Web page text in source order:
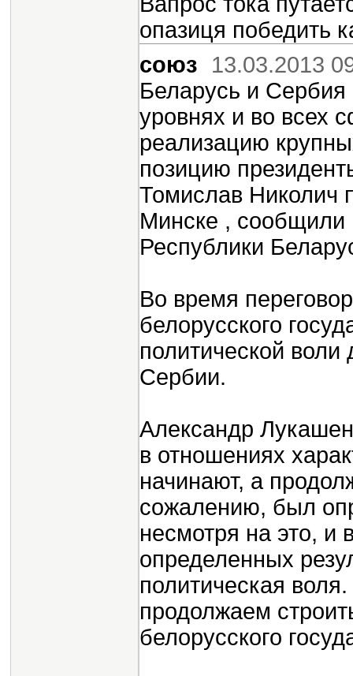
опазиця победить
союз
13.03.2013
Беларусь и Сербия
уровнях и во всех
реализацию
позицию
Томислав Николич
Минске , сообщили
Республики
Во время
белорусского
политической
Сербии.
Александр
в отношениях
начинают, а
сожалению, был
несмотря на это, и
определенных
политическая
продолжаем
белорусского